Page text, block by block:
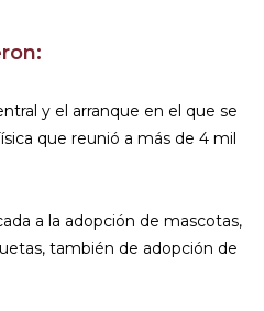
y el arranque en el que se
que reunió a más de 4 mil
a la adopción de mascotas,
también de adopción de